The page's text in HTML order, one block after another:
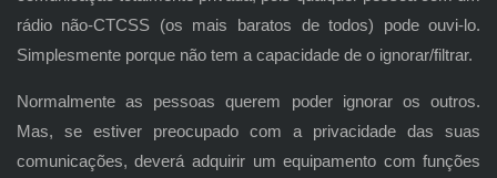
rádio não-CTCSS (os mais baratos de todos) pode ouvi-lo.
Simplesmente porque não tem a capacidade de o ignorar/filtrar.
Normalmente as pessoas querem poder ignorar os outros.
Mas, se estiver preocupado com a privacidade das suas
comunicações, deverá adquirir um equipamento com funções